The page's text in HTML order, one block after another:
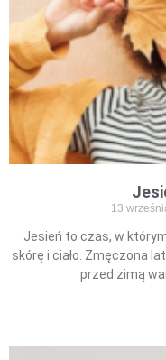
13
Jesień to czas, w
skórę i ciało. Zmęczona
przed zimą